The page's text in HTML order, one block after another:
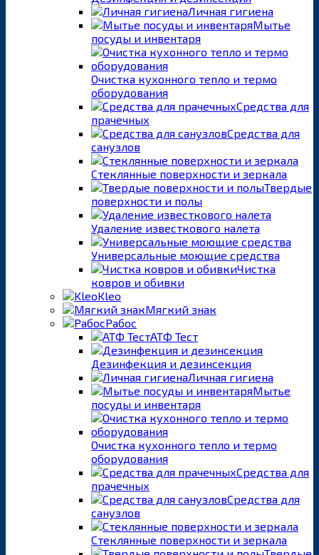
Личная гигиена
Мытье
посуды и инвентаря
Очистка кухонного тепло и термо
оборудования
Средства для
прачечных
Средства для
санузлов
Стеклянные поверхности и зеркала
Твердые
поверхности и полы
Удаление известкового налета
Универсальные моющие средства
Чистка
ковров и обивки
Kleo
Мягкий знак
Рабос
АТФ Тест
Дезинфекция и дезинсекция
Личная гигиена
Мытье
посуды и инвентаря
Очистка кухонного тепло и термо
оборудования
Средства для
прачечных
Средства для
санузлов
Стеклянные поверхности и зеркала